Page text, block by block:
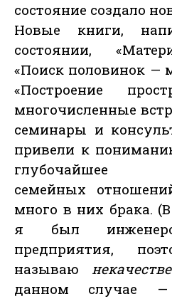
состояние создало
Новые книги,
состоянии,
«Поиск половинок —
«Построение
многочисленные
семинары и
привели к
глубочайшее
семейных
много в них брака.
я был
предприятия,
называю
данном случае —